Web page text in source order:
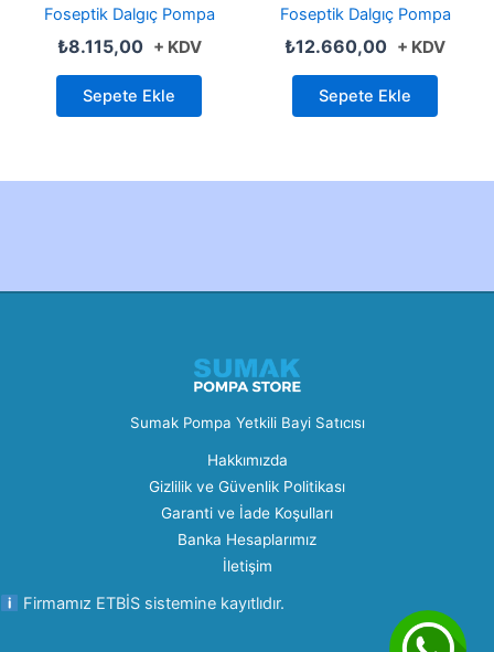
Foseptik Dalgıç Pompa
₺8.115,00 + KDV
Sepete Ekle
Foseptik Dalgıç Pompa
₺12.660,00 + KDV
Sepete Ekle
Sumak Pompa Yetkili Bayi Satıcısı
Hakkımızda
Gizlilik ve Güvenlik Politikası
Garanti ve İade Koşulları
Banka Hesaplarımız
İletişim
Firmamız ETBİS sistemine kayıtlıdır.